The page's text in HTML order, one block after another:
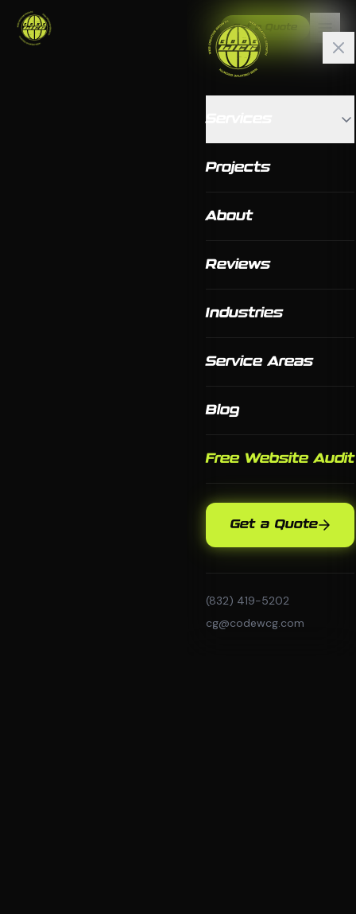
Get a Quote
Projects
About
Reviews
Industries
Service Areas
Blog
Free Website Audit
Get a Quote
(832) 419-5202
cg@codewcg.com